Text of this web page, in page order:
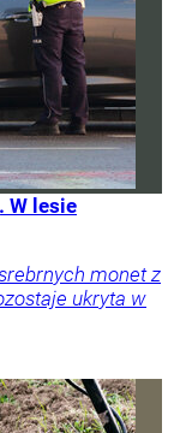
W lesie
monet z
ukryta w